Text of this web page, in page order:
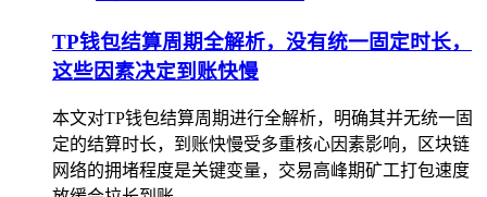
TP钱包结算周期全解析，没有统一固定时长，
这些因素决定到账快慢
本文对TP钱包结算周期进行全解析，明确其并无统一固
定的结算时长，到账快慢受多重核心因素影响，区块链
网络的拥堵程度是关键变量，交易高峰期矿工打包速度